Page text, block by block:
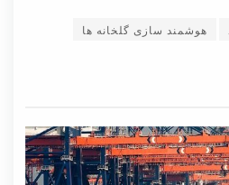
هوشمند سازی گلخانه ها